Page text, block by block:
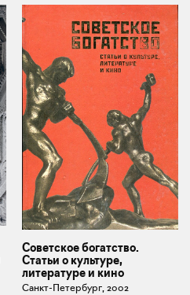
Советское богатство.
Статьи о культуре,
литературе и кино
Санкт-Петербург, 2002